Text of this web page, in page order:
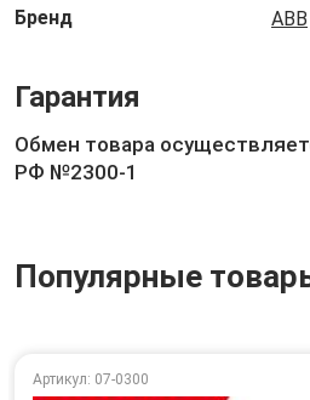
Бренд ABB
Гарантия
Обмен товара
РФ №2300-1
Популярные
Артикул: 07-0300